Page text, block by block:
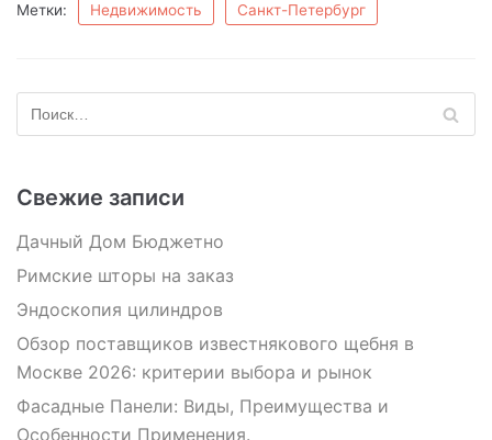
Метки: Недвижимость Санкт-Петербург
Свежие записи
Дачный Дом Бюджетно
Римские шторы на заказ
Эндоскопия цилиндров
Обзор поставщиков известнякового щебня в
Москве 2026: критерии выбора и рынок
Фасадные Панели: Виды, Преимущества и
Особенности Применения.